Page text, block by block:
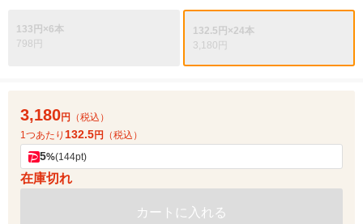
133円×6本
798円
132.5円×24本
3,180円
3,180円
（税込）
1つあたり 132.5円 （税込）
5%(144pt)
在庫切れ
カートに入れる